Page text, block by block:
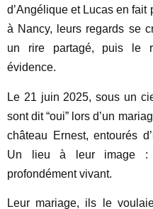
d’Angélique et Lucas en fait
à Nancy, leurs regards se
un rire partagé, puis le
évidence.
Le 21 juin 2025, sous un
sont dit “oui” lors d’un
château Ernest, entourés
Un lieu à leur image :
profondément vivant.
Leur mariage, ils le